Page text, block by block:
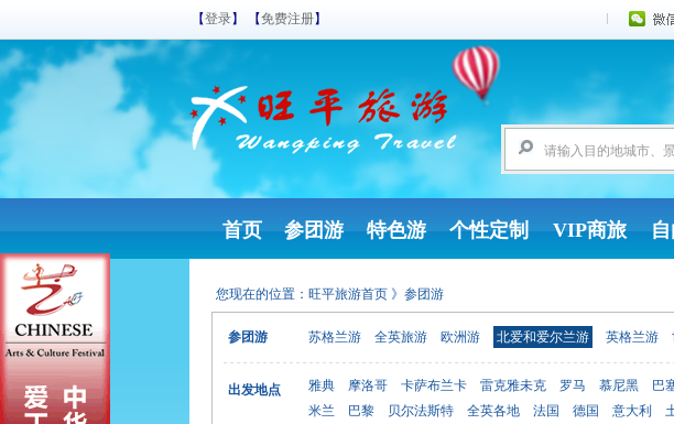
【登录】 【免费注册】
首页 参团游 特色游 个性定制 VIP商旅 自
您现在的位置： 旺平旅游首页 》参团游
参团游 苏格兰游 全英旅游 欧洲游 北爱和爱尔兰游 英格兰游
出发地点 雅典 摩洛哥 卡萨布兰卡 雷克雅未克 罗马 慕尼黑 巴
米兰
巴黎 贝尔法斯特 全英各地 法国 德国 意大利